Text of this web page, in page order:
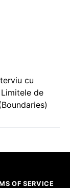
cu
Limitele de
OF SERVICE